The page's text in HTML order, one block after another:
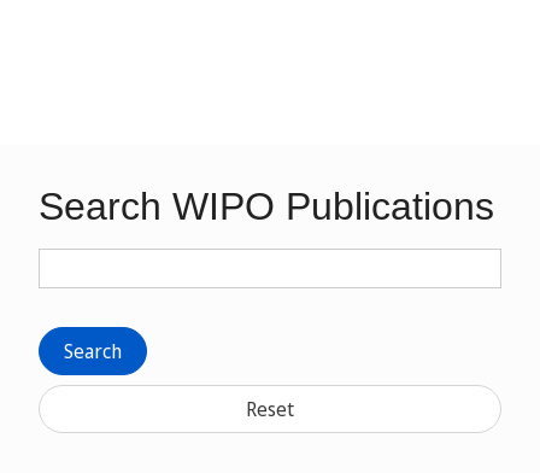
Search WIPO Publications
Search
Reset